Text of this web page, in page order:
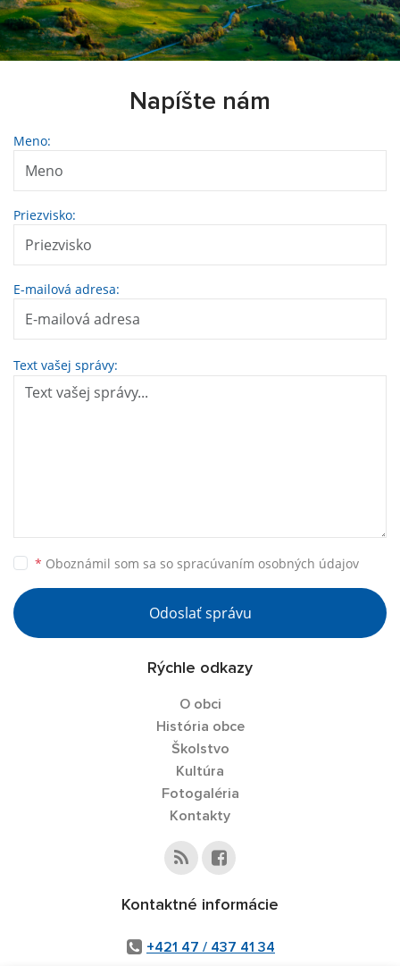
Napíšte nám
Meno:
Priezvisko:
E-mailová adresa:
Text vašej správy:
* Oboznámil som sa so spracúvaním osobných údajov
Odoslať správu
Rýchle odkazy
O obci
História obce
Školstvo
Kultúra
Fotogaléria
Kontakty
Kontaktné informácie
+421 47 / 437 41 34